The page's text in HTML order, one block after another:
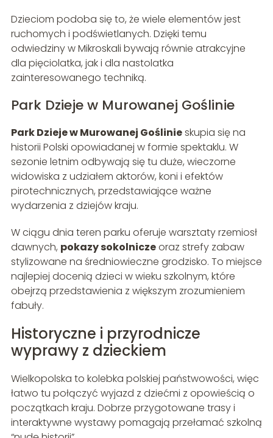
Dzieciom podoba się to, że wiele elementów jest
ruchomych i podświetlanych. Dzięki temu
odwiedziny w Mikroskali bywają równie atrakcyjne
dla pięciolatka, jak i dla nastolatka
zainteresowanego techniką.
Park Dzieje w Murowanej Goślinie
Park Dzieje w Murowanej Goślinieskupia się na
historii Polski opowiadanej w formie spektaklu. W
sezonie letnim odbywają się tu duże, wieczorne
widowiska z udziałem aktorów, koni i efektów
pirotechnicznych, przedstawiające ważne
wydarzenia z dziejów kraju.
W ciągu dnia teren parku oferuje warsztaty rzemiosł
dawnych, pokazy sokolniczeoraz strefy zabaw
stylizowane na średniowieczne grodzisko. To miejsce
najlepiej docenią dzieci w wieku szkolnym, które
obejrzą przedstawienia z większym zrozumieniem
fabuły.
Historyczne i przyrodnicze
wyprawy z dzieckiem
Wielkopolska to kolebka polskiej państwowości, więc
łatwo tu połączyć wyjazd z dziećmi z opowieścią o
początkach kraju. Dobrze przygotowane trasy i
interaktywne wystawy pomagają przełamać szkolną